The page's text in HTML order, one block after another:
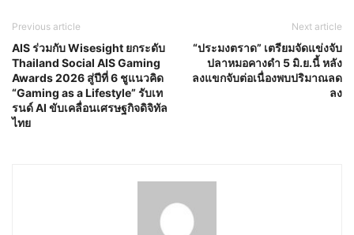
Previous article
AIS ร่วมกับ Wisesight ยกระดับ
Thailand Social AIS Gaming
Awards 2026 สู่ปีที่ 6 ชูแนวคิด
“Gaming as a Lifestyle” รับเท
รนด์ AI ขับเคลื่อนเศรษฐกิจดิจิทัล
ไทย
Next article
“ประมงตราด” เตรียมจัดแข่งจับ
ปลาหมอคางดำ 5 มิ.ย.นี้ หลัง
ลงแขกจับต่อเนื่องพบปริมาณลด
ลง